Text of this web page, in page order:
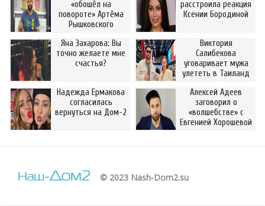
«обошёл на
повороте» Артёма
Рышковского
расстроила реакция
Ксении Бородиной
Яна Захарова: Вы
точно желаете мне
счастья?
Виктория
Салибекова
уговаривает мужа
улететь в Таиланд
Надежда Ермакова
согласилась
вернуться на Дом-2
Алексей Адеев
заговорил о
«волшебстве» с
Евгенией Хорошевой
© 2023 Nash-Dom2.su